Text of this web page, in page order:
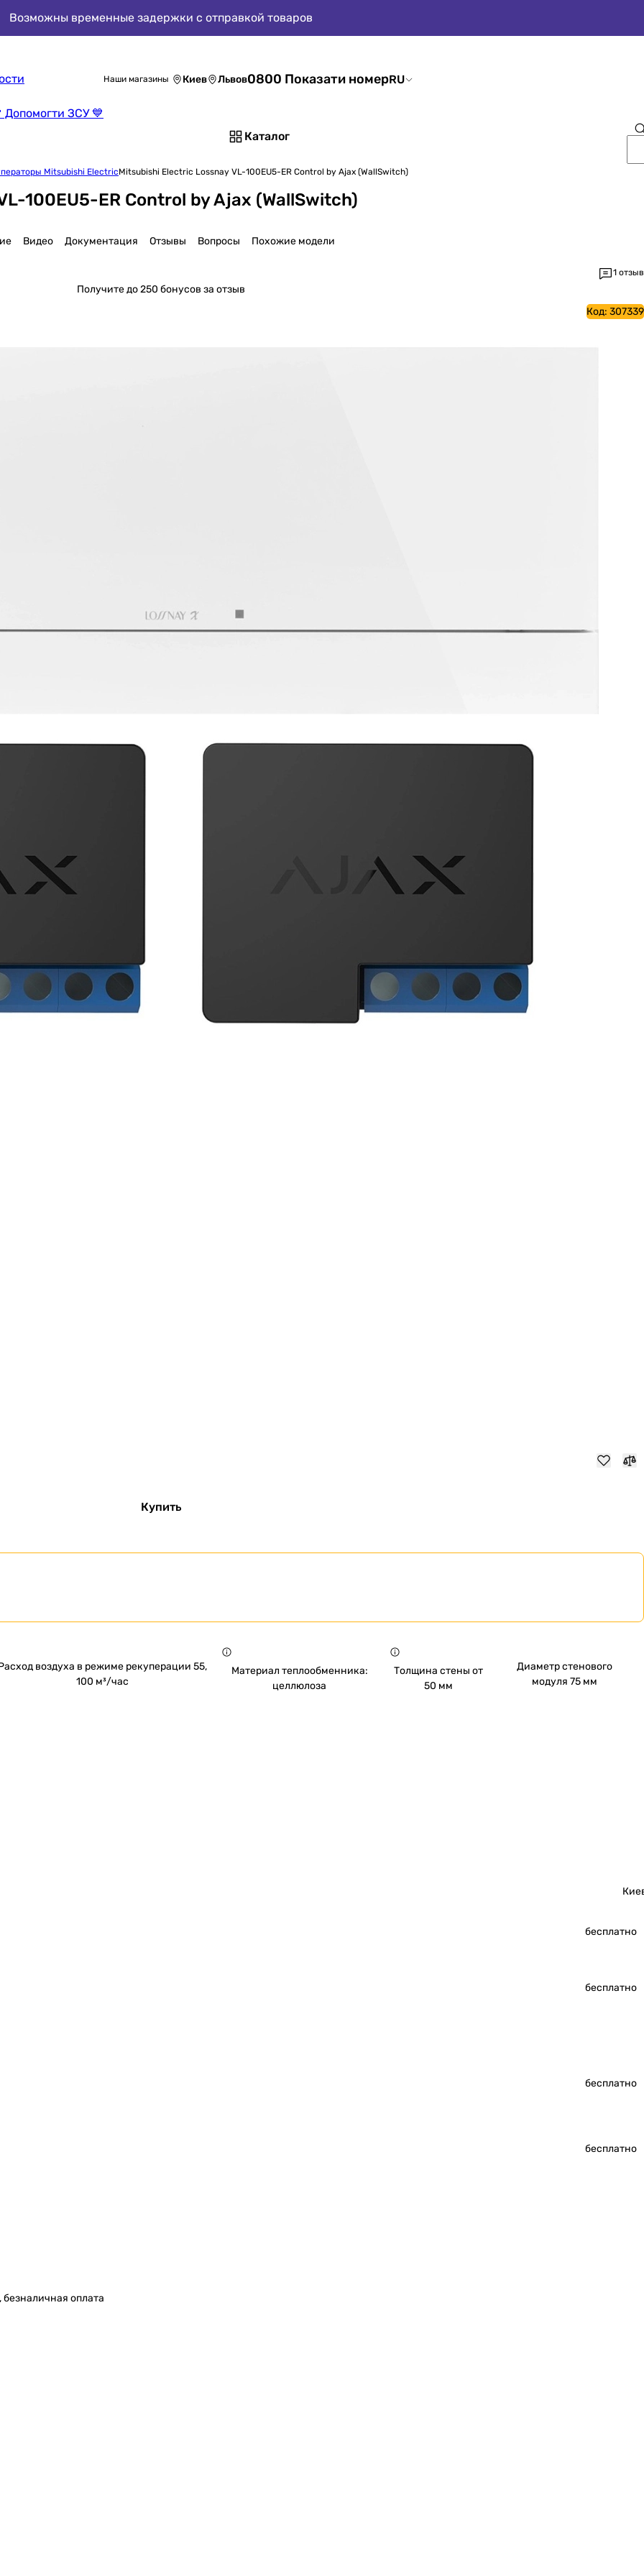
Возможны временные задержки с отправкой товаров
Допомогти ЗСУ 💙
Наши магазины Киев Львов0800 Показати номерRU
Каталог
Mitsubishi ElectricMitsubishi Electric Lossnay VL-100EU5-ER Control by Ajax (WallSwitch)
100EU5-ER Control by Ajax (WallSwitch)
Видео Документация Отзывы Вопросы Похожие модели
1 отзыв
Получитедо 250 бонусов за отзыв
Код: 307339
Купить
воздуха в режиме рекуперации 55,
100 м³/час
Материал теплообменника:
целлюлоза
Толщина стены от
50 мм
Диаметр стенового
модуля 75 мм
бесплатно
бесплатно
бесплатно
бесплатно
оплата